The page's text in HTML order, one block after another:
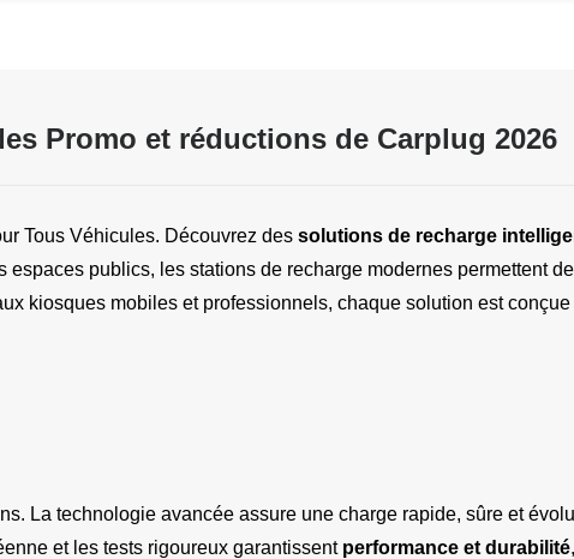
Promo et réductions de Carplug 2026
Tous Véhicules. Découvrez des solutions de recharge
publics, les stations de recharge modernes permettent de
kiosques mobiles et professionnels, chaque solution est
La technologie avancée assure une charge rapide, sûre et
et les tests rigoureux garantissent performance et durabilité